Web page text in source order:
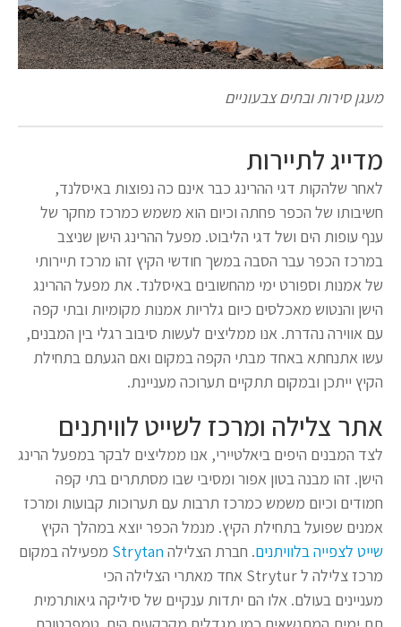
מעגן סירות ובתים צבעוניים
מדייג לתיירות
לאחר שלהקות דגי ההרינג כבר אינם כה נפוצות באיסלנד,
חשיבותו של הכפר פחתה וכיום הוא משמש כמרכז מחקר של
ענף עופות הים ושל דגי הליבוט. מפעל ההרינג הישן שניצב
במרכז הכפר עבר הסבה במשך חודשי הקיץ זהו מרכז תיירותי
של אמנות וספורט ימי מהחשובים באיסלנד. את מפעל ההרינג
הישן והנטוש מאכלסים כיום גלריות אמנות מקומיות ובתי קפה
עם אווירה נהדרת. אנו ממליצים לעשות סיבוב רגלי בין המבנים,
עשו אתנחתא באחד מבתי הקפה במקום ואם הגעתם בתחילת
הקיץ ייתכן ובמקום תתקיים תערוכה מעניינת.
אתר צלילה ומרכז לשייט לוויתנים
לצד המבנים היפים ביאלטיירי, אנו ממליצים לבקר במפעל הרינג
הישן. זהו מבנה בטון אפור ומסיבי שבו מסתתרים בתי קפה
חמודים וכיום משמש כמרכז תרבות עם תערוכות קבועות ומרכז
אמנים שפועל בתחילת הקיץ. מנמל הכפר יוצא במהלך הקיץ
שייט לצפייה בלוויתנים. חברת הצלילה Strytan מפעילה במקום
מרכז צלילה ל Strytur אחד מאתרי הצלילה הכי
מעניינים בעולם. אלו הם יתדות ענקיים של סיליקה גיאותרמית